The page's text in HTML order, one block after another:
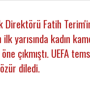
Direktörü Fatih
ilk yarısında kadın
çıkmıştı. UEFA
diledi.